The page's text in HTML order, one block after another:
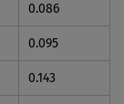
0.086
0.095
0.143